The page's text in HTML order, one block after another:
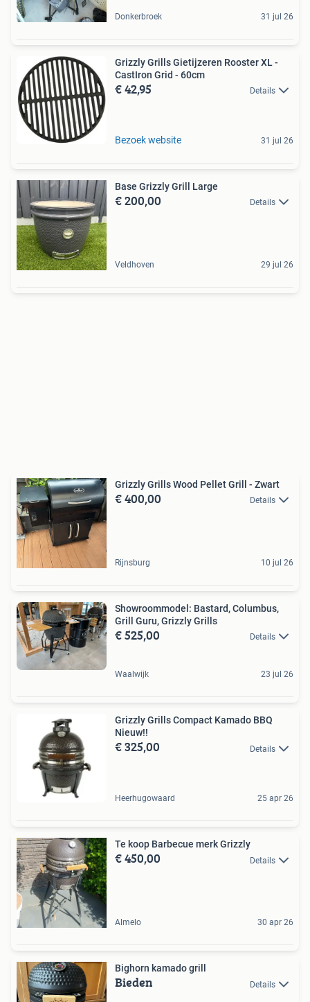
Donkerbroek 31 jul 26
Grizzly Grills Gietijzeren Rooster XL -
CastIron Grid - 60cm
€ 42,95 Details
Bezoek website 31 jul 26
Base Grizzly Grill Large
€ 200,00 Details
Veldhoven 29 jul 26
Grizzly Grills Wood Pellet Grill - Zwart
€ 400,00 Details
Rijnsburg 10 jul 26
Showroommodel: Bastard, Columbus,
Grill Guru, Grizzly Grills
€ 525,00 Details
Waalwijk 23 jul 26
Grizzly Grills Compact Kamado BBQ
Nieuw!!
€ 325,00 Details
Heerhugowaard 25 apr 26
Te koop Barbecue merk Grizzly
€ 450,00 Details
Almelo 30 apr 26
Bighorn kamado grill
Bieden Details